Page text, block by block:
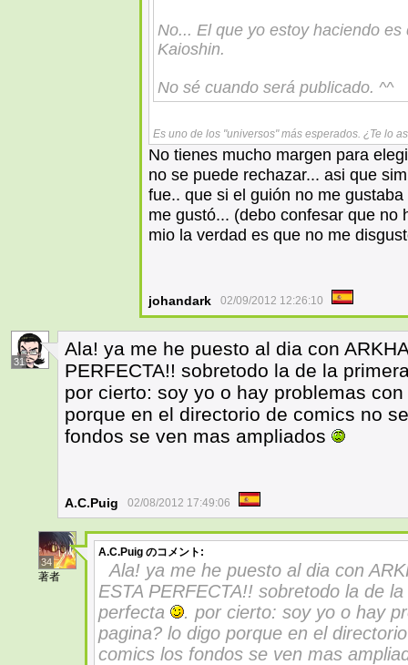
No... El que yo estoy haciendo
Kaioshin.
No sé cuando será publicado. ^^
Es uno de los "universos" más esperados. ¿Te lo
No tienes mucho margen para
no se puede rechazar... asi que
fue.. que si el guión no me
me gustó... (debo confesar que no
mio la verdad es que no me
johandark 02/09/2012 12:26:10
31
Ala! ya me he puesto al dia con
PERFECTA!! sobretodo la de la
por cierto: soy yo o hay problemas
porque en el directorio de comics no
fondos se ven mas ampliados
A.C.Puig 02/08/2012 17:49:06
34
著者
A.C.Puig のコメント:
Ala! ya me he puesto al dia con
ESTA PERFECTA!! sobretodo la de
perfecta
. por cierto: soy yo o hay
pagina? lo digo porque en el
comics los fondos se ven mas